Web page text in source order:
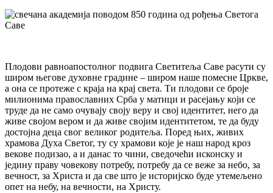
Плодови равноапостолног подвига Светитеља Саве расути су
широм његове духовне градине – широм наше помесне Цркве,
а она се протеже с краја на крај света. Ти плодови се броје
милионима православних Срба у матици и расејању који се
труде да не само очувају своју веру и свој идентитет, него да
живе својом вером и да живе својим идентитетом, те да буду
достојна деца свог великог родитеља. Поред њих, живих
храмова Духа Светог, ту су храмови које је наш народ кроз
векове подизао, а и данас то чини, сведочећи исконску и
једину праву човекову потребу, потребу да се веже за небо, за
вечност, за Христа и да све што је историјско буде утемељено
опет на небу, на вечности, на Христу.